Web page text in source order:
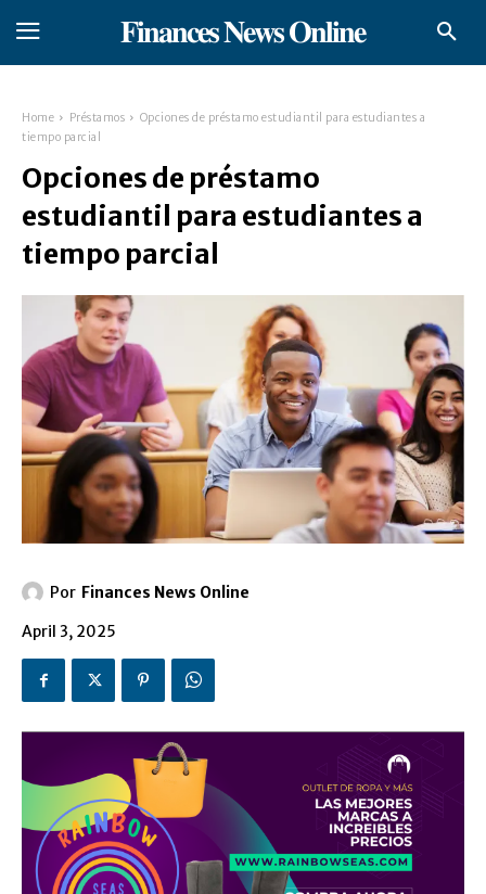
𝐅𝐢𝐧𝐚𝐧𝐜𝐞𝐬 𝐍𝐞𝐰𝐬 𝐎𝐧𝐥𝐢𝐧𝐞
Home Préstamos
Opciones de préstamo estudiantil para estudiantes a
tiempo parcial
Opciones de préstamo
estudiantil para estudiantes a
tiempo parcial
Por Finances News Online
April 3, 2025